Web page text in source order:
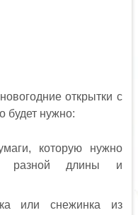
открытки с
будет нужно:
которую нужно
разной длины и
или снежинка из